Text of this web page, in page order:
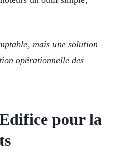
mais une solution
opérationnelle des
pour la